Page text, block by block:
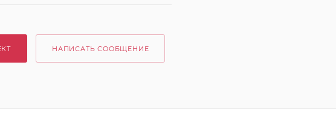
НАПИСАТЬ СООБЩЕНИЕ